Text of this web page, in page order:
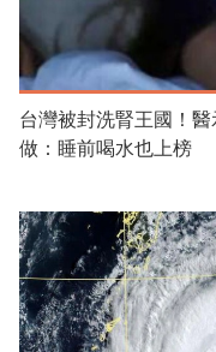
台灣被封洗腎王國！
做：睡前喝水也上榜